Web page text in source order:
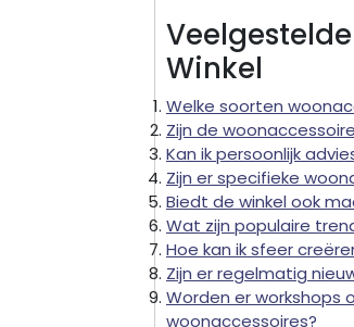
Winkel
Welke soorten
Zijn de
Kan ik persoonlijk
Zijn er specifieke
Biedt de winkel ook
Wat zijn populaire
Hoe kan ik sfeer
Zijn er regelmatig
Worden er
woonaccessoires?